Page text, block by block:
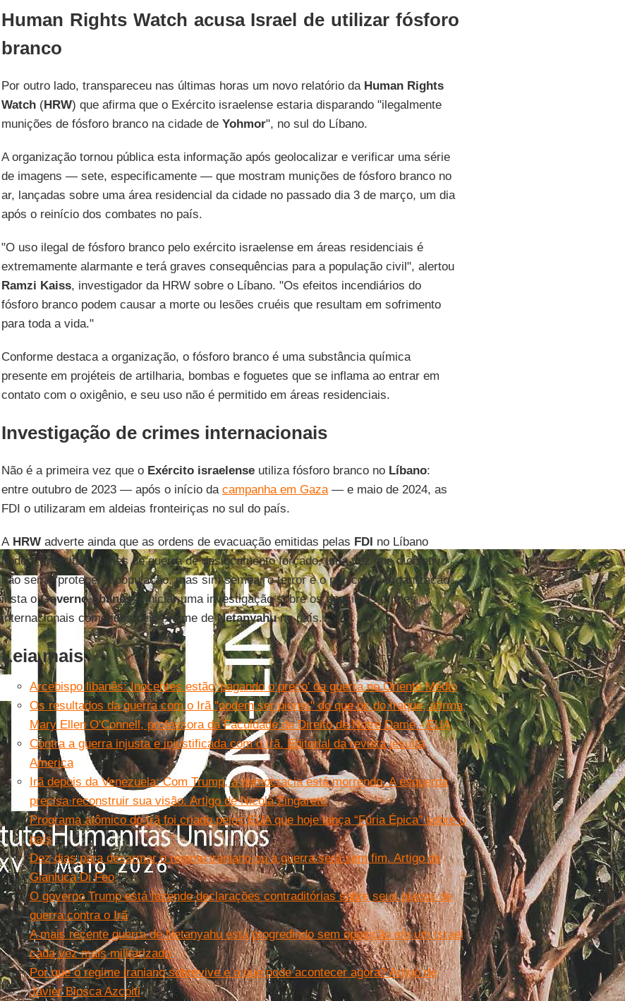
Human Rights Watch acusa Israel de utilizar fósforo
branco
Por outro lado, transpareceu nas últimas horas um novo relatório daHuman Rights
Watch(HRW) que afirma que o Exército israelense estaria disparando "ilegalmente
munições de fósforo branco na cidade de Yohmor", no sul do Líbano.
A organização tornou pública esta informação após geolocalizar e verificar uma série
de imagens — sete, especificamente — que mostram munições de fósforo branco no
ar, lançadas sobre uma área residencial da cidade no passado dia 3 de março, um dia
após o reinício dos combates no país.
"O uso ilegal de fósforo branco pelo exército israelense em áreas residenciais é
extremamente alarmante e terá graves consequências para a população civil", alertou
Ramzi Kaiss, investigador da HRW sobre o Líbano. "Os efeitos incendiários do
fósforo branco podem causar a morte ou lesões cruéis que resultam em sofrimento
para toda a vida."
Conforme destaca a organização, o fósforo branco é uma substância química
presente em projéteis de artilharia, bombas e foguetes que se inflama ao entrar em
contato com o oxigênio, e seu uso não é permitido em áreas residenciais.
Investigação de crimes internacionais
Não é a primeira vez que o Exército israelenseutiliza fósforo branco no Líbano:
entre outubro de 2023 — após o início da campanha em Gaza— e maio de 2024, as
FDI o utilizaram em aldeias fronteiriças no sul do país.
AHRWadverte ainda que as ordens de evacuação emitidas pelas FDI no Líbano
podem constituir crimes de guerra de deslocamento forçado, uma vez que o objetivo
não seria "proteger a população, mas sim semear o terror e o pânico". A organização
insta oGoverno libanêsa iniciar uma investigação sobre os possíveis crimes
internacionais cometidos pelo regime deNetanyahuno país.
Leia mais
Arcebispo libanês: Inocentes estão 'pagando o preço' da guerra no Oriente Médio
Os resultados da guerra com o Irã "podem ser piores" do que os do Iraque, afirma
Mary Ellen O'Connell, professora da Faculdade de Direito de Notre Dame - EUA
Contra a guerra injusta e injustificada com o Irã. Editorial da revista jesuíta
America
Irã depois da Venezuela: Com Trump, a democracia está morrendo. A esquerda
precisa reconstruir sua visão. Artigo de Nicola Zingaretti
Programa atômico do Irã foi criado pelos EUA que hoje lança “Fúria Épica” sobre o
país
Dez dias para desarmar o regime iraniano ou a guerra será sem fim. Artigo de
Gianluca Di Feo
O governo Trump está fazendo declarações contraditórias sobre seus planos de
guerra contra o Irã
A mais recente guerra de Netanyahu está progredindo sem oposição em um Israel
cada vez mais militarizado
Por que o regime iraniano sobrevive e o que pode acontecer agora? Artigo de
Javier Biosca Azcoiti